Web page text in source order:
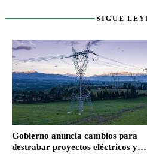
SIGUE
Sigue leyendo
Gobierno anuncia cambios para
destrabar proyectos eléctricos y